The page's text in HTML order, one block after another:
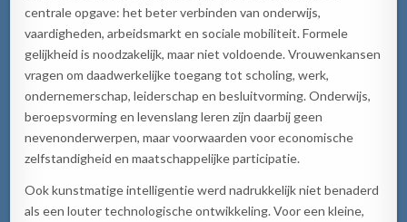
centrale opgave: het beter verbinden van onderwijs,
vaardigheden, arbeidsmarkt en sociale mobiliteit. Formele
gelijkheid is noodzakelijk, maar niet voldoende. Vrouwenkansen
vragen om daadwerkelijke toegang tot scholing, werk,
ondernemerschap, leiderschap en besluitvorming. Onderwijs,
beroepsvorming en levenslang leren zijn daarbij geen
nevenonderwerpen, maar voorwaarden voor economische
zelfstandigheid en maatschappelijke participatie.
Ook kunstmatige intelligentie werd nadrukkelijk niet benaderd
als een louter technologische ontwikkeling. Voor een kleine,